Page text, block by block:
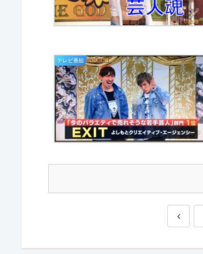
テレビ番組